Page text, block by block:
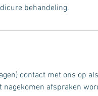
behandeling.
contact met ons op
nagekomen afspraken